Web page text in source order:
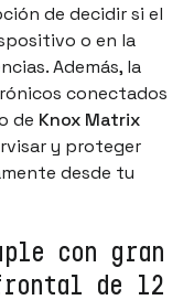
de decidir si el
o en la
Además, la
conectados
de Knox Matrix
y proteger
desde tu
con gran
de 12